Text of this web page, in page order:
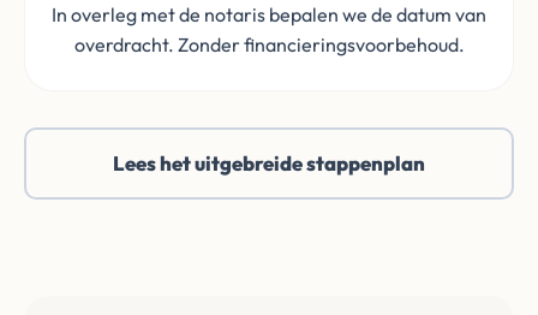
In overleg met de notaris bepalen we de datum van
overdracht. Zonder financieringsvoorbehoud.
Lees het uitgebreide stappenplan